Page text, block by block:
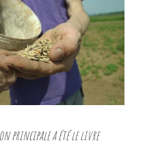
principale a été le livre